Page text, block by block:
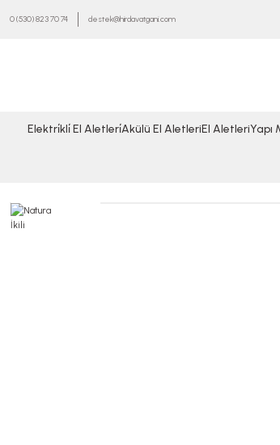
0 (530) 823 70 74 destek@hirdavatgani.com
Elektri̇kli̇ El Aletleri̇Akülü El AletleriEl AletleriYapı